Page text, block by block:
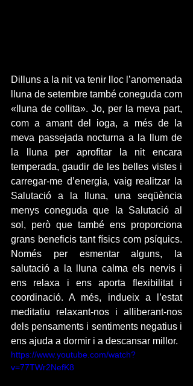
Dilluns a la nit va tenir lloc l’anomenada
lluna de setembre també coneguda com
«lluna de collita». Jo, per la meva part,
com a amant del ioga, a més de la
meva passejada nocturna a la llum de
la lluna per aprofitar la nit encara
temperada, gaudir de les belles vistes i
carregar-me d’energia, vaig realitzar la
Salutació a la lluna, una seqüència
menys coneguda que la Salutació al
sol, però que també ens proporciona
grans beneficis tant físics com psíquics.
Només per esmentar alguns, la
salutació a la lluna calma els nervis i
ens relaxa i ens aporta flexibilitat i
coordinació. A més, indueix a l’estat
meditatiu relaxant-nos i alliberant-nos
dels pensaments i sentiments negatius i
ens ajuda a dormir i a descansar millor.
https://www.youtube.com/watch?
v=77TWr2NefK8